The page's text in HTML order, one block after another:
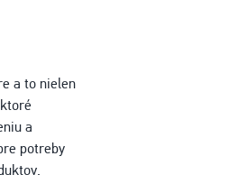
a to nielen
a
potreby